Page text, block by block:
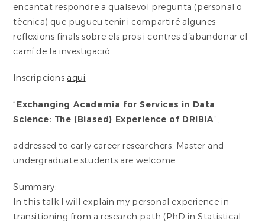
encantat respondre a qualsevol pregunta (personal o
tècnica) que pugueu tenir i compartiré algunes
reflexions finals sobre els pros i contres d’abandonar el
camí de la investigació.
Inscripcions aqui
“Exchanging Academia for Services in Data
Science: The (Biased) Experience of DRIBIA“,
addressed to early career researchers. Master and
undergraduate students are welcome.
Summary:
In this talk I will explain my personal experience in
transitioning from a research path (PhD in Statistical